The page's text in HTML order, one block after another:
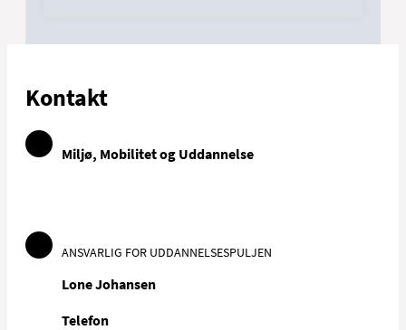
Kontakt
Miljø, Mobilitet og Uddannelse
ANSVARLIG FOR UDDANNELSESPULJEN
Lone Johansen
Telefon